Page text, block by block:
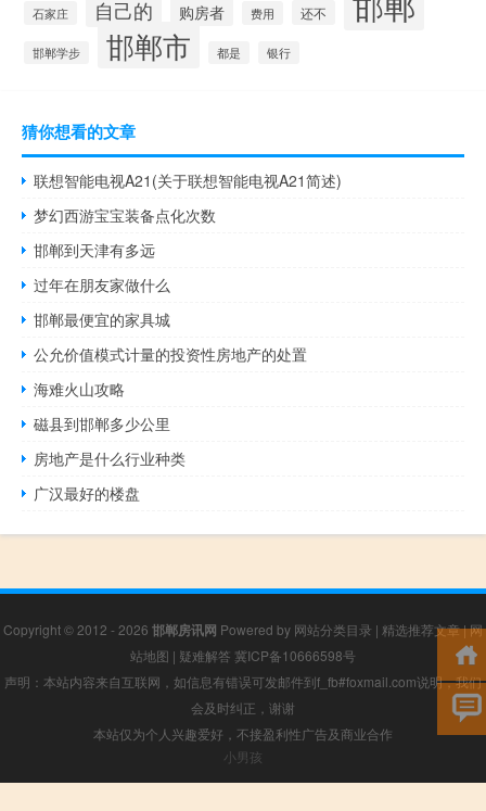
石家庄 自己的 购房者 费用 还不
邯郸学步 邯郸市 都是 银行
猜你想看的文章
联想智能电视A21(关于联想智能电视A21简述)
梦幻西游宝宝装备点化次数
邯郸到天津有多远
过年在朋友家做什么
邯郸最便宜的家具城
公允价值模式计量的投资性房地产的处置
海难火山攻略
磁县到邯郸多少公里
房地产是什么行业种类
广汉最好的楼盘
Copyright © 2012 - 2026 邯郸房讯网 Powered by 网站分类目录 | 精选推荐文章|网
站地图 | 疑难解答 冀ICP备10666598号
声明：本站内容来自互联网，如信息有错误可发邮件到f_fb#foxmail.com说明，我们
会及时纠正，谢谢
本站仅为个人兴趣爱好，不接盈利性广告及商业合作
小男孩